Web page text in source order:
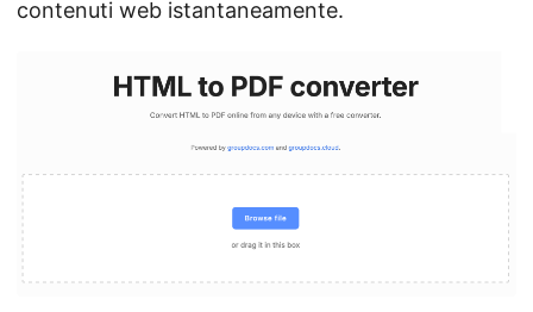
contenuti web istantaneamente.